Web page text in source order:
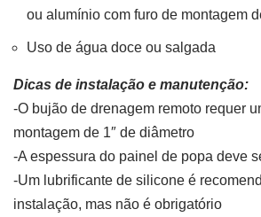
ou alumínio com furo de montagem
Uso de água doce ou salgada
Dicas de instalação e manutenção:
-O bujão de drenagem remoto requer
montagem de 1″ de diâmetro
-A espessura do painel de popa deve
-Um lubrificante de silicone é
instalação, mas não é obrigatório